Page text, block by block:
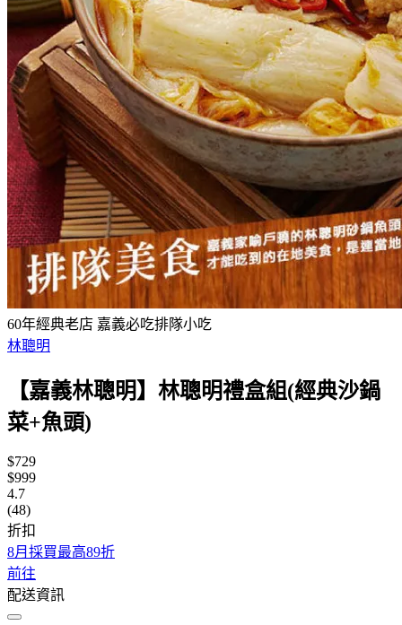
60年經典老店 嘉義必吃排隊小吃
林聰明
【嘉義林聰明】林聰明禮盒組(經典沙鍋
菜+魚頭)
$729
$999
4.7
(48)
折扣
8月採買最高89折
前往
配送資訊